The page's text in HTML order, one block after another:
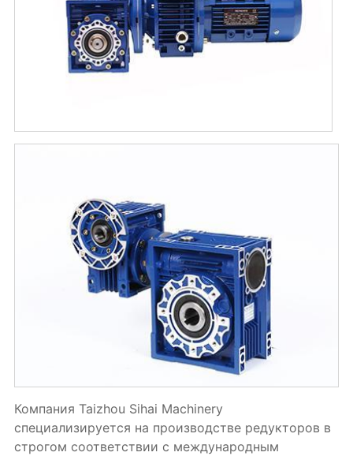
Компания Taizhou Sihai Machinery
специализируется на производстве редукторов в
строгом соответствии с международным